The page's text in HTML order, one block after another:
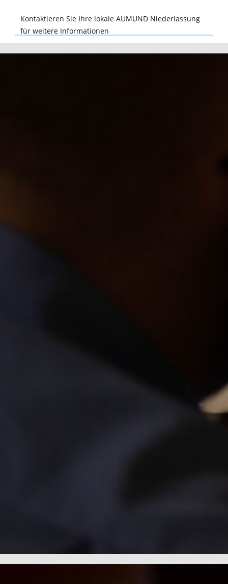
Kontaktieren Sie Ihre lokale AUMUND Niederlassung
für weitere Informationen